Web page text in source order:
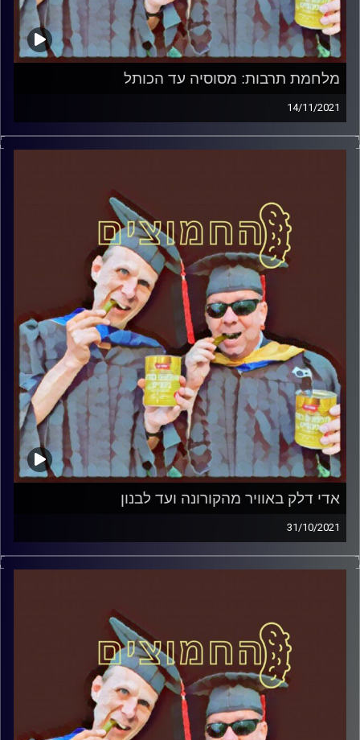
מלחמת תרבות: מסוסיה עד הכותל
14/11/2021
המערכת הפוליטית על ספת הפסיכולוג, עם פרופסור בועז בן-
דוד ופרופסור גלעד הירשברגר
קרדיט תמונות:AudioVersity
אדי דלק באוויר מהקורונה ועד לבנון
31/10/2021
המערכת הפוליטית על ספת הפסיכולוג, עם פרופסור בועז בן-
דוד ופרופסור גלעד הירשברגר
קרדיט תמונות:AudioVersity